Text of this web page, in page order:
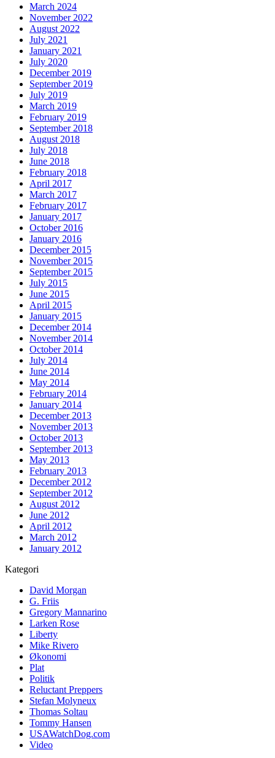
March 2024
November 2022
August 2022
July 2021
January 2021
July 2020
December 2019
September 2019
July 2019
March 2019
February 2019
September 2018
August 2018
July 2018
June 2018
February 2018
April 2017
March 2017
February 2017
January 2017
October 2016
January 2016
December 2015
November 2015
September 2015
July 2015
June 2015
April 2015
January 2015
December 2014
November 2014
October 2014
July 2014
June 2014
May 2014
February 2014
January 2014
December 2013
November 2013
October 2013
September 2013
May 2013
February 2013
December 2012
September 2012
August 2012
June 2012
April 2012
March 2012
January 2012
Kategori
David Morgan
G. Friis
Gregory Mannarino
Larken Rose
Liberty
Mike Rivero
Økonomi
Plat
Politik
Reluctant Preppers
Stefan Molyneux
Thomas Soltau
Tommy Hansen
USAWatchDog.com
Video